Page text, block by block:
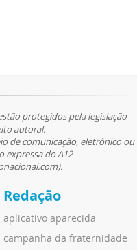
protegidos pela legislação
autoral.
de comunicação, eletrônico ou
expressa do A12
Redação
aplicativo aparecida
campanha da fraternidade